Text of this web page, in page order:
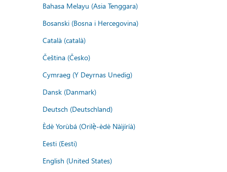
Bahasa Melayu (Asia Tenggara)
Bosanski (Bosna i Hercegovina)
Català (català)
Čeština (Česko)
Cymraeg (Y Deyrnas Unedig)
Dansk (Danmark)
Deutsch (Deutschland)
Èdè Yorùbá (Orilẹ̀-èdè Nàìjíríà)
Eesti (Eesti)
English (United States)